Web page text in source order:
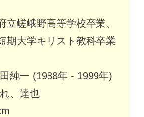
立嵯峨野高等学校卒業、
期大学キリスト教科卒業
純一 (1988年 - 1999年)
、達也